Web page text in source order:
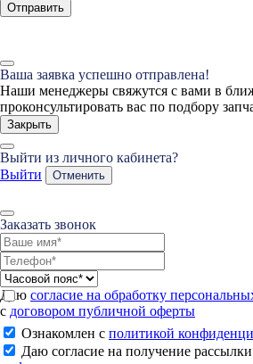
Отправить
Ваша заявка успешно отправлена!
Наши менеджеры свяжутся с вами в
проконсультировать вас по подбору
Закрыть
Выйти из личного кабинета?
Выйти
Отменить
Заказать звонок
Даю согласие на обработку
с договором публичной оферты
Ознакомлен с политикой
Даю согласие на получение рассылки